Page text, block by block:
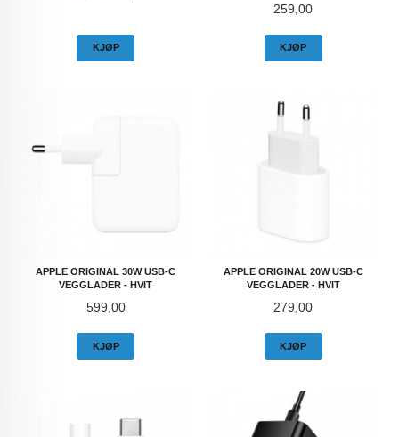
KJØP
Pris
259,00
KJØP
APPLE ORIGINAL 30W USB-C
VEGGLADER - HVIT
Pris
599,00
KJØP
APPLE ORIGINAL 20W USB-C
VEGGLADER - HVIT
Pris
279,00
KJØP